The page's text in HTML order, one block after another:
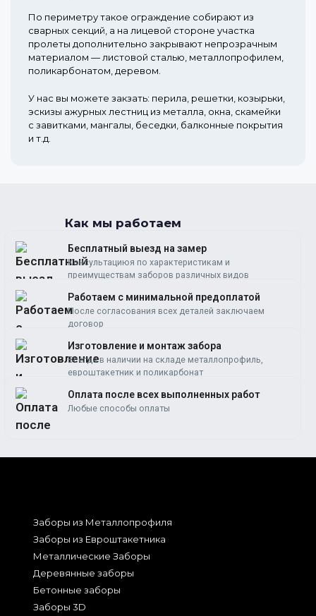
По периметру такое ограждение собирают из
сварных секций, а на лицевой стороне участка
пролеты дополнительно закрывают непрозрачным
материалом — листовой сталью, металлопрофилем,
поликарбонатом, деревом.
У нас вы можете закзать: перила, решетки, козырьки,
эскизы ажурных лестниц из металла, окна, скамейки
с завитками, мангалы, беседки, балконные покрытия
и т.д.
Как мы работаем
Бесплатный выезд на замер
Консультациюя по характеристикам и
преимуществам заборов различных видов
Работаем c минимальной предоплатой
После согласования всех деталей заключаем
договор
Изготовление и монтаж забора
Всегда в наличии на складе металлопрофиль,
евроштакетник и поликарбонат
Оплата после всех выполненных работ
Любые способы оплаты
Заборы из Металлопрофиля
Заборы из Евроштакетника
Металлические Заборы
Деревянные заборы
Бетонные заборы
Заборы 3D